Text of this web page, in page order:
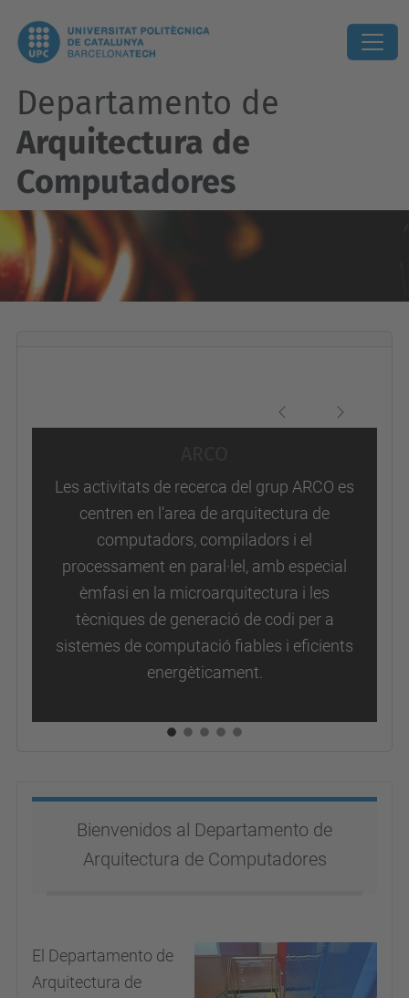
Departamento de
Arquitectura de
Computadores
Les activitats de recerca del grup ARCO es
centren en l'area de arquitectura de
computadors, compiladors i el
processament en paral·lel, amb especial
èmfasi en la microarquitectura i les
tècniques de generació de codi per a
sistemes de computació fiables i eficients
energèticament.
PreviousNext
Bienvenidos al Departamento de
Arquitectura de Computadores
El Departamento de
Arquitectura de